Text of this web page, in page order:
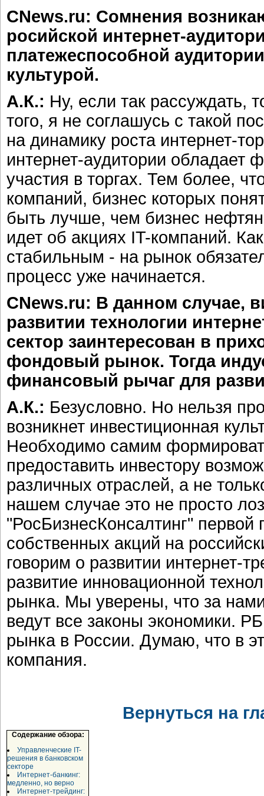
CNews.ru: Сомнения
росийской интернет-
платежеспособной
культурой.
А.К.: Ну, если так рассуждать,
того, я не соглашусь с такой
на динамику роста интернет-
интернет-аудитории
участия в торгах. Тем более,
компаний, бизнес которых
быть лучше, чем бизнес
идет об акциях IT-компаний.
стабильным - на рынок
процесс уже начинается.
CNews.ru: В данном случае,
развитии технологии
сектор заинтересован в
фондовый рынок. Тогда
финансовый рычаг для
А.К.: Безусловно. Но нельзя
возникнет инвестиционная
Необходимо самим
предоставить инвестору
различных отраслей, а не
нашем случае это не просто
"РосБизнесКонсалтинг"
собственных акций на
говорим о развитии интернет-
развитие инновационной
рынка. Мы уверены, что за
ведут все законы экономики.
рынка в России. Думаю, что в
компания.
Вернуться на
Содержание обзора:
Управленческие IT-
решения в банковском
секторе
Интернет-банкинг:
медленно, но верно
Интернет-трейдинг: